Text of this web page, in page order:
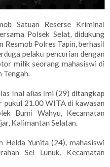
Satuan Reserse Kriminal
Polsek Selat, didukung
Resmob Polres Tapin, berhasil
pelaku pencurian dengan
milik seorang mahasiswi di
Tengah.
Inal alias Imi (29) ditangkap
21.00 WITA di kawasan
Bumi Wahyu, Kecamatan
Kalimantan Selatan.
Helda Yunita (24), mahasiswi
Sei Lunuk, Kecamatan